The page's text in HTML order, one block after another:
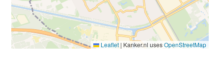
Leaflet | Kanker.nl usesOpenStreetMap